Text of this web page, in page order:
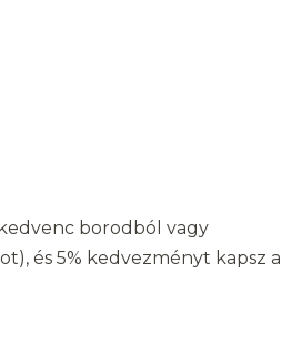
borodból vagy
és 5% kedvezményt kapsz a